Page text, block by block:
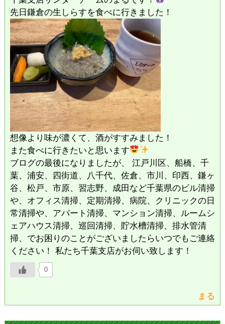
先日鎌倉の生しらすを食べに行きました！
想像より味が濃くて、酒がすすみました！
また食べに行きたいと思います
ブログの最後になりましたが、 江戸川区、船橋、千
葉、浦安、四街道、八千代、佐倉、市川、印西、鎌ヶ
谷、松戸、市原、習志野、成田など千葉県のビル清掃
や、オフィス清掃、定期清掃、病院、クリニックの日
常清掃や、アパート清掃、マンション清掃、ルームシ
ェアハウス清掃、巡回清掃、貯水槽清掃、排水管清
掃、でお困りのことがございましたらいつでもご連絡
ください！ 私たち千葉支店がお伺い致します！
0
まる